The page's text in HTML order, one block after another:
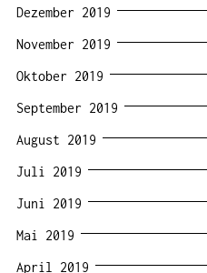
Dezember 2019
November 2019
Oktober 2019
September 2019
August 2019
Juli 2019
Juni 2019
Mai 2019
April 2019